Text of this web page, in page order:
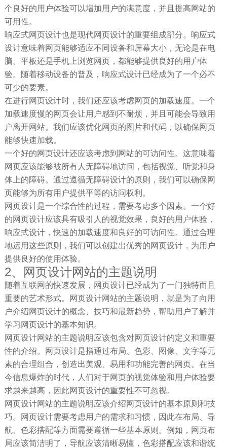
个良好的用户体验可以增加用户的满意度，并且提高网站的
可用性。
响应式网页设计也是现代网页设计的重要组成部分。响应式
设计意味着网页能够适应不同设备和屏幕大小，无论是在电
脑、平板还是手机上浏览网页，都能够提供良好的用户体
验。随着移动设备的普及，响应式设计已经成为了一个必不
可少的要素。
在进行网页设计时，我们还应该考虑网页的加载速度。一个
加载速度慢的网页会让用户感到不耐烦，并且可能会导致用
户离开网站。我们应该优化网页的图片和代码，以确保网页
能够快速加载。
一个好的网页设计还应该考虑到网站的可访问性。这意味着
网页应该能够被所有人无障碍地访问，包括视觉、听觉和身
体上的障碍。通过遵循无障碍设计的原则，我们可以确保网
页能够为所有用户提供平等的访问权利。
网页设计是一个综合性的过程，需要考虑多个因素。一个好
的网页设计应该具有吸引人的视觉效果，良好的用户体验，
响应式设计，快速的加载速度和良好的可访问性。通过合理
地运用这些原则，我们可以创建出优秀的网页设计，为用户
提供良好的使用体验。
2、网页设计网站的主题说明
随着互联网的快速发展，网页设计已经成为了一门独特而且
重要的艺术形式。网页设计网站的主题说明，就是为了向用
户介绍网页设计的概念、技巧和最新趋势，帮助用户了解并
学习网页设计的基本知识。
网页设计网站的主题说明应该包含对网页设计的定义和重要
性的介绍。网页设计是指通过布局、色彩、图像、文字等元
素的合理组合，创造出美观、易用和功能完善的网页。在当
今信息爆炸的时代，人们对于网页的视觉体验和用户体验要
求越来越高，因此网页设计的重要性不可忽视。
网页设计网站的主题说明应该介绍网页设计的基本原则和技
巧。网页设计需要考虑用户的需求和习惯，因此在布局、导
航、色彩搭配等方面需要遵循一些基本原则。例如，网页布
局应该简洁明了，导航应该清晰易懂，色彩搭配应该和谐统